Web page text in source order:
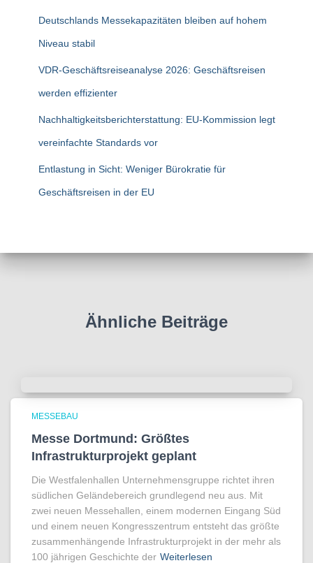
Deutschlands Messekapazitäten bleiben auf hohem
Niveau stabil
VDR-Geschäftsreiseanalyse 2026: Geschäftsreisen
werden effizienter
Nachhaltigkeitsberichterstattung: EU-Kommission legt
vereinfachte Standards vor
Entlastung in Sicht: Weniger Bürokratie für
Geschäftsreisen in der EU
Ähnliche Beiträge
MESSEBAU
Messe Dortmund: Größtes
Infrastrukturprojekt geplant
Die Westfalenhallen Unternehmensgruppe richtet ihren
südlichen Geländebereich grundlegend neu aus. Mit
zwei neuen Messehallen, einem modernen Eingang Süd
und einem neuen Kongresszentrum entsteht das größte
zusammenhängende Infrastrukturprojekt in der mehr als
100 jährigen Geschichte der Weiterlesen